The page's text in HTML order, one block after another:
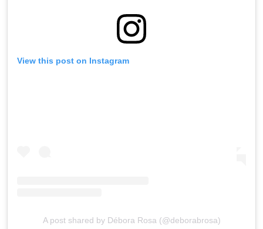
View this post on Instagram
A post shared by Débora Rosa (@deborabrosa)